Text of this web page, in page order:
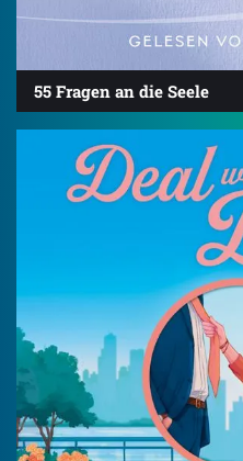
55 Fragen an die Seele